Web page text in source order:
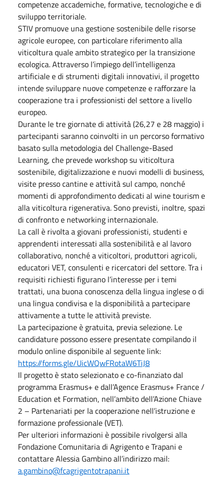
competenze accademiche, formative, tecnologiche e di
sviluppo territoriale.
STIV promuove una gestione sostenibile delle risorse
agricole europee, con particolare riferimento alla
viticoltura quale ambito strategico per la transizione
ecologica. Attraverso l’impiego dell’intelligenza
artificiale e di strumenti digitali innovativi, il progetto
intende sviluppare nuove competenze e rafforzare la
cooperazione tra i professionisti del settore a livello
europeo.
Durante le tre giornate di attività (26,27 e 28 maggio) i
partecipanti saranno coinvolti in un percorso formativo
basato sulla metodologia del Challenge-Based
Learning, che prevede workshop su viticoltura
sostenibile, digitalizzazione e nuovi modelli di business,
visite presso cantine e attività sul campo, nonché
momenti di approfondimento dedicati al wine tourism e
alla viticoltura rigenerativa. Sono previsti, inoltre, spazi
di confronto e networking internazionale.
La call è rivolta a giovani professionisti, studenti e
apprendenti interessati alla sostenibilità e al lavoro
collaborativo, nonché a viticoltori, produttori agricoli,
educatori VET, consulenti e ricercatori del settore. Tra i
requisiti richiesti figurano l’interesse per i temi
trattati, una buona conoscenza della lingua inglese o di
una lingua condivisa e la disponibilità a partecipare
attivamente a tutte le attività previste.
La partecipazione è gratuita, previa selezione. Le
candidature possono essere presentate compilando il
modulo online disponibile al seguente link:
https://forms.gle/UicWQwFRotaW6TiJ8
Il progetto è stato selezionato e co-finanziato dal
programma Erasmus+ e dall’Agence Erasmus+ France /
Education et Formation, nell’ambito dell’Azione Chiave
2 – Partenariati per la cooperazione nell’istruzione e
formazione professionale (VET).
Per ulteriori informazioni è possibile rivolgersi alla
Fondazione Comunitaria di Agrigento e Trapani e
contattare Alessia Gambino all’indirizzo mail:
a.gambino@fcagrigentotrapani.it